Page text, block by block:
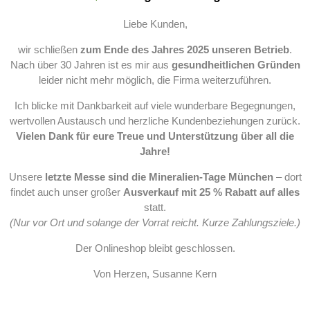
Liebe Kunden,
wir schließen zum Ende des Jahres 2025 unseren Betrieb.
Nach über 30 Jahren ist es mir aus gesundheitlichen Gründen
leider nicht mehr möglich, die Firma weiterzuführen.
Ich blicke mit Dankbarkeit auf viele wunderbare Begegnungen,
wertvollen Austausch und herzliche Kundenbeziehungen zurück.
Vielen Dank für eure Treue und Unterstützung über all die
Jahre!
Unsere letzte Messe sind die Mineralien-Tage München– dort
findet auch unser großer Ausverkauf mit 25 % Rabatt auf alles
statt.
(Nur vor Ort und solange der Vorrat reicht. Kurze Zahlungsziele.)
Der Onlineshop bleibt geschlossen.
Von Herzen, Susanne Kern